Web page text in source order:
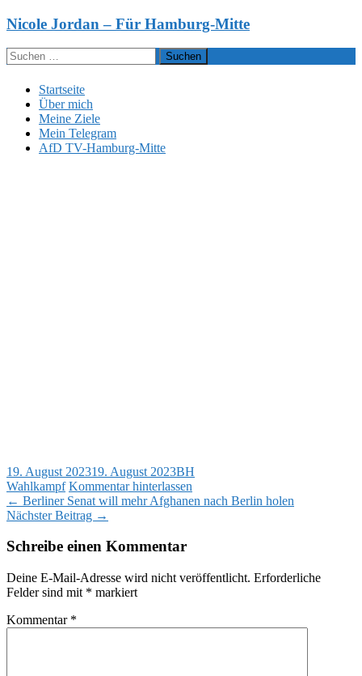
Zum
springen
Nicole Jordan – Für Hamburg-Mitte
Suchen
nach:
Startseite
Über mich
Meine Ziele
Mein Telegram
AfD TV-Hamburg-Mitte
19. August 202319. August 2023BH
Wahlkampf Kommentar hinterlassen
Beitragsnavigation
← Berliner Senat will mehr Afghanen nach Berlin holen
Nächster Beitrag →
Schreibe einen Kommentar
Deine E-Mail-Adresse wird nicht veröffentlicht. Erforderliche
Felder sind mit * markiert
Kommentar *